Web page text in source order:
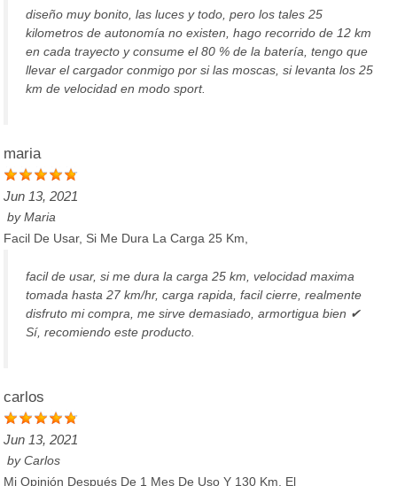
diseño muy bonito, las luces y todo, pero los tales 25
kilometros de autonomía no existen, hago recorrido de 12 km
en cada trayecto y consume el 80 % de la batería, tengo que
llevar el cargador conmigo por si las moscas, si levanta los 25
km de velocidad en modo sport.
maria
Jun 13, 2021
byMaria
Facil De Usar, Si Me Dura La Carga 25 Km,
facil de usar, si me dura la carga 25 km, velocidad maxima
tomada hasta 27 km/hr, carga rapida, facil cierre, realmente
disfruto mi compra, me sirve demasiado, armortigua bien ✔
Sí, recomiendo este producto.
carlos
Jun 13, 2021
byCarlos
Mi Opinión Después De 1 Mes De Uso Y 130 Km, El